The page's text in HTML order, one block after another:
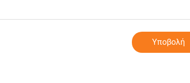
Υποβολή